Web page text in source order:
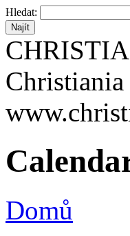
Hledat:
Domů